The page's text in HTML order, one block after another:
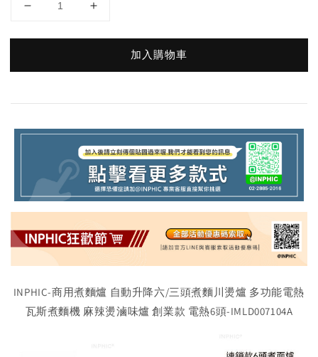
加入購物車
INPHIC-商用煮麵爐 自動升降六/三頭煮麵川燙爐 多功能電熱
瓦斯煮麵機 麻辣燙滷味爐 創業款 電熱6頭-IMLD007104A